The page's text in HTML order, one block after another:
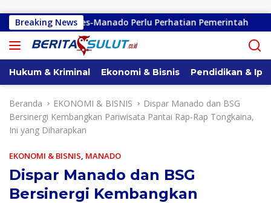
Breaking News
Kembes-Manado Perlu Perhatian Pemerintah
Hukum & Kriminal Ekonomi & Bisnis Pendidikan &
Beranda EKONOMI & BISNIS
Dispar Manado dan BSG
Bersinergi Kembangkan Pariwisata Pantai Rap-Rap Tongkaina,
Ini yang Diharapkan
EKONOMI & BISNIS, MANADO
Dispar Manado dan BSG
Bersinergi Kembangkan